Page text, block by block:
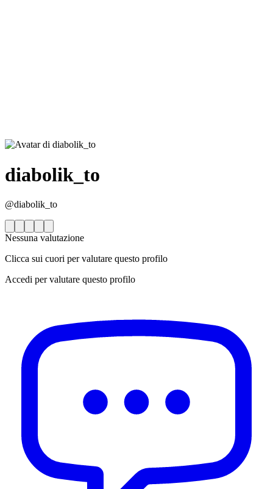
diabolik_to
@diabolik_to
Nessuna valutazione
Clicca sui cuori per valutare questo profilo
Accedi per valutare questo profilo